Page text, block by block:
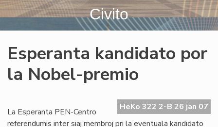
Civito
Esperanta kandidato por
la Nobel-premio
HeKo 322 2-B 26 jan 07
La Esperanta PEN-Centro
referendumis inter siaj membroj pri la eventuala kandidato